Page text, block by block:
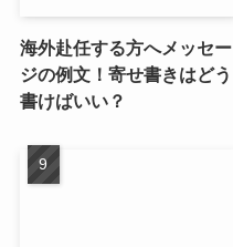
海外赴任する方へメッセー
ジの例文！寄せ書きはどう
書けばいい？